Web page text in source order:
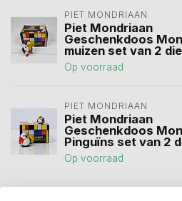
PIET MONDRIAAN
Piet Mondriaan
Geschenkdoos
muizen set van 2
Op voorraad
PIET MONDRIAAN
Piet Mondriaan
Geschenkdoos
Pinguïns set van 2
Op voorraad